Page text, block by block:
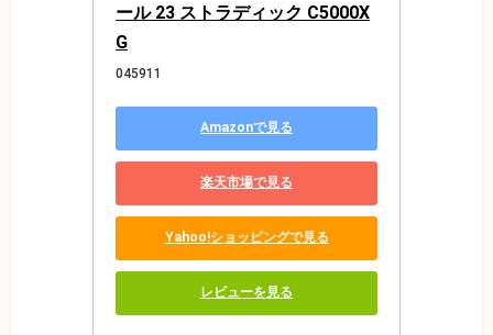
ール 23 ストラディック C5000X
G
045911
Amazonで見る
楽天市場で見る
Yahoo!ショッピングで見る
レビューを見る